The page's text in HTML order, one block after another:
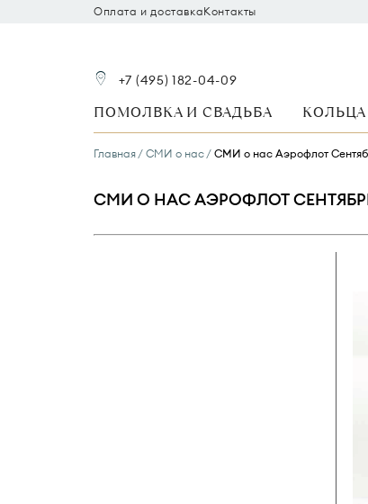
Оплата и доставкаКонтакты
+7 (495) 182-04-09
ПОМОЛВКА И СВАДЬБА КОЛЬЦА
Главная СМИ о нас СМИ о нас Аэрофлот
СМИ О НАС АЭРОФЛОТ СЕНТЯБРЬ